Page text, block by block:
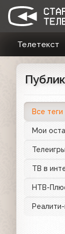
Телетекст
Все теги
Мои
Телеигры
ТВ в
НТВ-